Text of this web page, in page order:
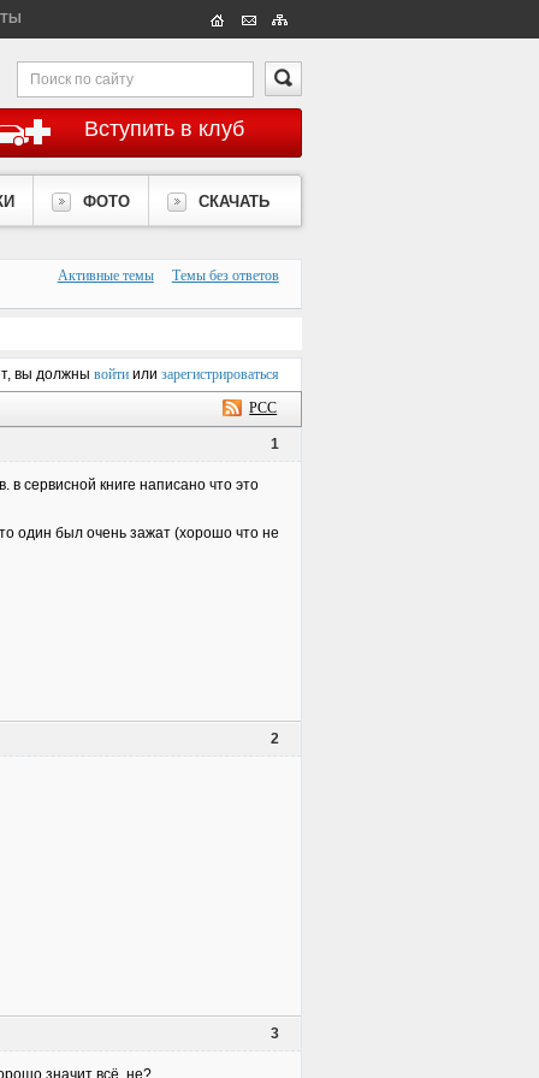
Вступить в клуб
ФОТО СКАЧАТЬ
Активные темы Темы без ответов
вы должны войтиили зарегистрироваться
РСС
1
сервисной книге написано что это
один был очень зажат (хорошо что не
2
3
значит всё, не?